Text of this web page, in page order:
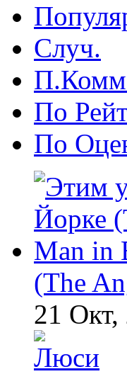
Случ.
По
По
(The
21 Окт,